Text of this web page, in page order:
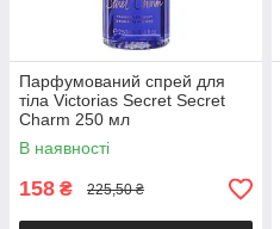
Парфумований спрей для
тіла Victorias Secret Secret
Charm 250 мл
В наявності
158 ₴ 225,50 ₴